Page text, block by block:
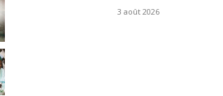
3 août 2026